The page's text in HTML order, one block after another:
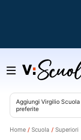
Salta
contenuto
Aggiungi Virgilio Scuola
preferite
Home Scuola Superiori